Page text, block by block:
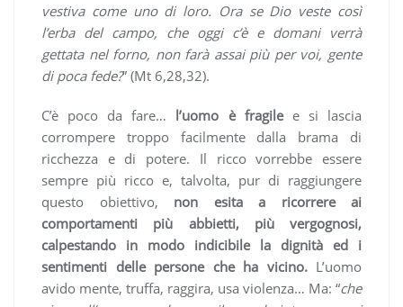
vestiva come uno di loro. Ora se Dio veste così
l’erba del campo, che oggi c’è e domani verrà
gettata nel forno, non farà assai più per voi, gente
di poca fede?” (Mt 6,28,32).
C’è poco da fare… l’uomo è fragilee si lascia
corrompere troppo facilmente dalla brama di
ricchezza e di potere. Il ricco vorrebbe essere
sempre più ricco e, talvolta, pur di raggiungere
questo obiettivo, non esita a ricorrere ai
comportamenti più abbietti, più vergognosi,
calpestando in modo indicibile la dignità ed i
sentimenti delle persone che ha vicino. L’uomo
avido mente, truffa, raggira, usa violenza… Ma: “che